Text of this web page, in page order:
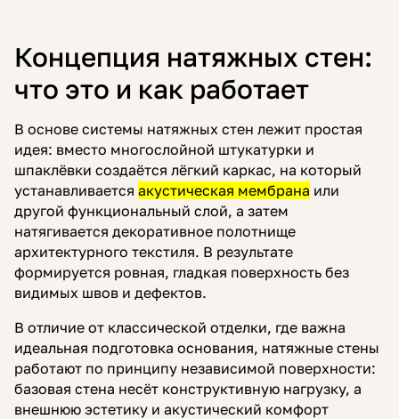
Концепция натяжных стен:
что это и как работает
В основе системы натяжных стен лежит простая
идея: вместо многослойной штукатурки и
шпаклёвки создаётся лёгкий каркас, на который
устанавливается акустическая мембрана или
другой функциональный слой, а затем
натягивается декоративное полотнище
архитектурного текстиля. В результате
формируется ровная, гладкая поверхность без
видимых швов и дефектов.
В отличие от классической отделки, где важна
идеальная подготовка основания, натяжные стены
работают по принципу независимой поверхности:
базовая стена несёт конструктивную нагрузку, а
внешнюю эстетику и акустический комфорт